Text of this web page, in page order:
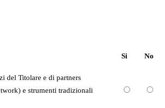
Si No
del Titolare e di partners
e strumenti tradizionali